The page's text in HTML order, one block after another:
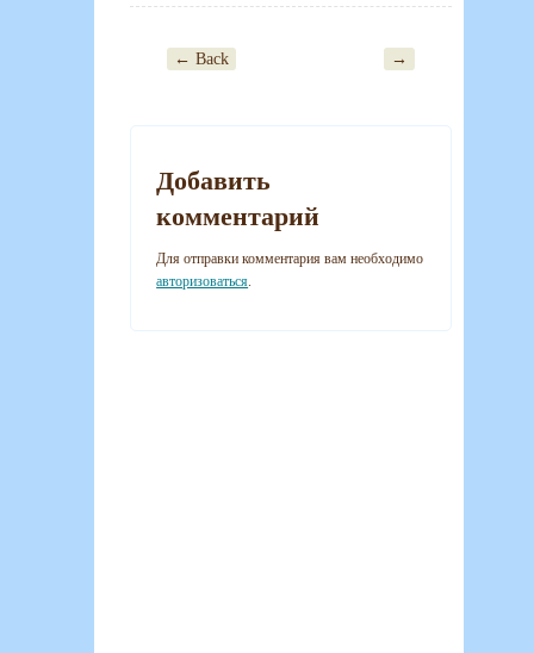
Post navigation
← Back →
Добавить
комментарий
Для отправки комментария вам необходимо
авторизоваться.